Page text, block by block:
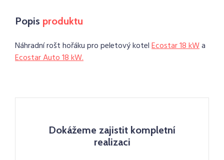
Popis produktu
Náhradní rošt hořáku pro peletový kotelEcostar 18 kWa
Ecostar Auto 18 kW.
Dokážeme zajistit kompletní
realizaci